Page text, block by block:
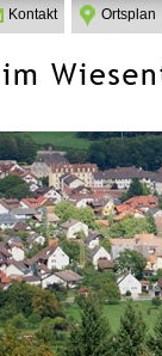
Kontakt Ortsplan